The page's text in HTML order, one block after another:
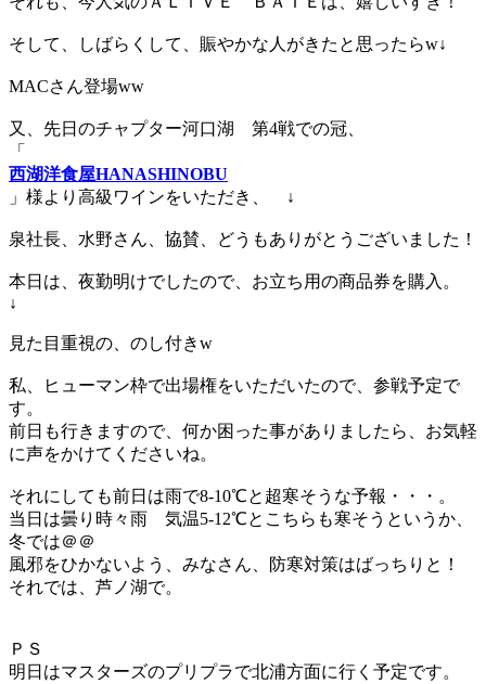
そして、しばらくして、賑やかな人がきたと思ったらw↓
MACさん登場ww
又、先日のチャプター河口湖 第4戦での冠、
「
西湖洋食屋HANASHINOBU
」様より高級ワインをいただき、 ↓
泉社長、水野さん、協賛、どうもありがとうございました！
本日は、夜勤明けでしたので、お立ち用の商品券を購入。
↓
見た目重視の、のし付きw
私、ヒューマン枠で出場権をいただいたので、参戦予定で
す。
前日も行きますので、何か困った事がありましたら、お気軽
に声をかけてくださいね。
それにしても前日は雨で8-10℃と超寒そうな予報・・・。
当日は曇り時々雨 気温5-12℃とこちらも寒そうというか、
冬では＠＠
風邪をひかないよう、みなさん、防寒対策はばっちりと！
それでは、芦ノ湖で。
ＰＳ
明日はマスターズのプリプラで北浦方面に行く予定です。